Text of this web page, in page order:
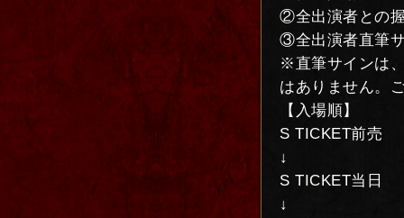
②全出演者との
③全出演者直筆
※直筆サインは
はありません。
【入場順】
S TICKET前売
↓
S TICKET当日
↓